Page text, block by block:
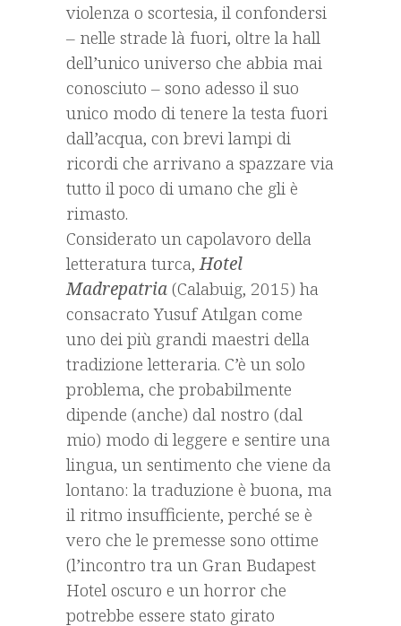
violenza o scortesia, il confondersi
– nelle strade là fuori, oltre la hall
dell’unico universo che abbia mai
conosciuto – sono adesso il suo
unico modo di tenere la testa fuori
dall’acqua, con brevi lampi di
ricordi che arrivano a spazzare via
tutto il poco di umano che gli è
rimasto.
Considerato un capolavoro della
letteratura turca,Hotel
Madrepatria(Calabuig, 2015) ha
consacrato Yusuf Atılgan come
uno dei più grandi maestri della
tradizione letteraria. C’è un solo
problema, che probabilmente
dipende (anche) dal nostro (dal
mio) modo di leggere e sentire una
lingua, un sentimento che viene da
lontano: la traduzione è buona, ma
il ritmo insufficiente, perché se è
vero che le premesse sono ottime
(l’incontro tra un Gran Budapest
Hotel oscuro e un horror che
potrebbe essere stato girato